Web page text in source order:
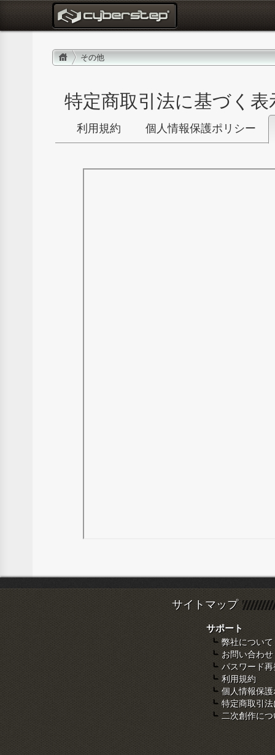
特定商取引法に基づく表
その他
利用規約 個人情報保護ポリシー
サイトマップ
サポート
弊社について
お問い合わせ
パスワード再
利用規約
個人情報保
特定商取引
二次創作に